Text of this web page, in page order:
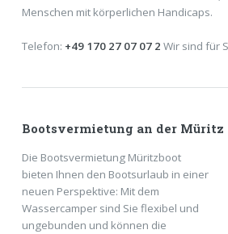
Menschen mit körperlichen Handicaps.
Telefon: +49 170 27 07 07 2 Wir sind für
Bootsvermietung an der Müritz
Die Bootsvermietung Müritzboot
bieten Ihnen den Bootsurlaub in einer
neuen Perspektive: Mit dem
Wassercamper sind Sie flexibel und
ungebunden und können die